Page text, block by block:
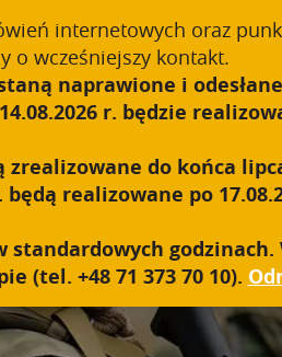
PRODUKTY B2B S.W.A.T.
internetowych oraz
o wcześniejszy kontakt.
naprawione i
r. będzie
zrealizowane do końca
realizowane po
(tel. +48 71 373 70 10).